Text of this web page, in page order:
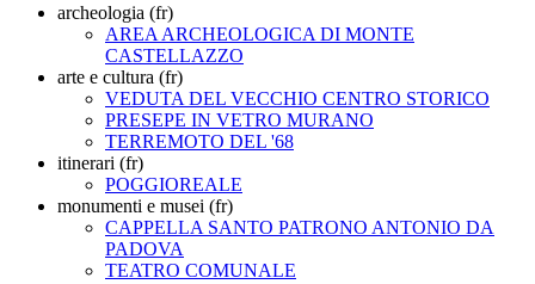
archeologia (fr)
AREA ARCHEOLOGICA DI MONTE
CASTELLAZZO
arte e cultura (fr)
VEDUTA DEL VECCHIO CENTRO STORICO
PRESEPE IN VETRO MURANO
TERREMOTO DEL '68
itinerari (fr)
POGGIOREALE
monumenti e musei (fr)
CAPPELLA SANTO PATRONO ANTONIO DA
PADOVA
TEATRO COMUNALE